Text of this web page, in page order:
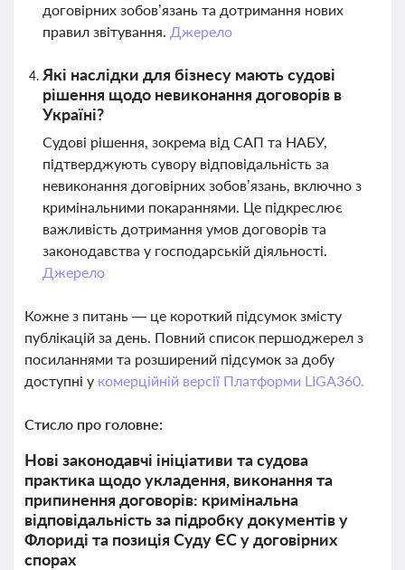
договірних зобов’язань та дотримання нових
правил звітування. Джерело
Які наслідки для бізнесу мають судові
рішення щодо невиконання договорів в
Україні?
Судові рішення, зокрема від САП та НАБУ,
підтверджують сувору відповідальність за
невиконання договірних зобов’язань, включно з
кримінальними покараннями. Це підкреслює
важливість дотримання умов договорів та
законодавства у господарській діяльності.
Джерело
Кожне з питань — це короткий підсумок змісту
публікацій за день. Повний список першоджерел з
посиланнями та розширений підсумок за добу
доступні у комерційній версії Платформи LIGA360.
Стисло про головне:
Нові законодавчі ініціативи та судова
практика щодо укладення, виконання та
припинення договорів: кримінальна
відповідальність за підробку документів у
Флориді та позиція Суду ЄС у договірних
спорах